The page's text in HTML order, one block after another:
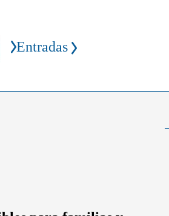
Entradas